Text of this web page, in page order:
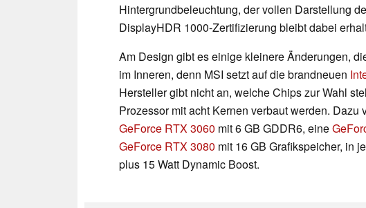
Hintergrundbeleuchtung, der vollen Darstellung
DisplayHDR 1000-Zertifizierung bleibt dabei
Am Design gibt es einige kleinere Änderungen,
im Inneren, denn MSI setzt auf die brandneuen
Hersteller gibt nicht an, welche Chips zur Wahl
Prozessor mit acht Kernen verbaut werden.
GeForce RTX 3060 mit 6 GB GDDR6, eine
GeForce RTX 3080 mit 16 GB Grafikspeicher, in
plus 15 Watt Dynamic Boost.